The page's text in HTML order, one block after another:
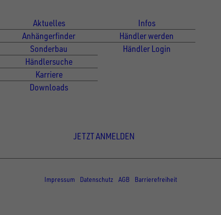
Aktuelles
Anhängerfinder
Sonderbau
Händlersuche
Karriere
Downloads
Infos
Händler werden
Händler Login
JETZT ANMELDEN
Impressum
Datenschutz AGB Barrierefreiheit